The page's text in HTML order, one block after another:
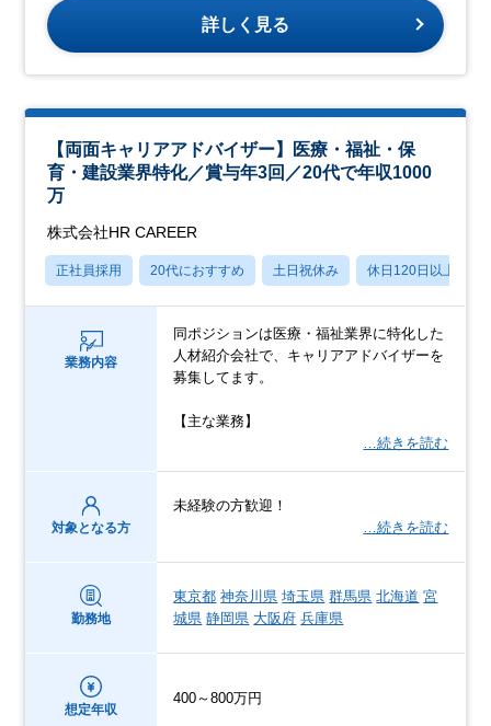
詳しく見る
【両面キャリアアドバイザー】医療・福祉・保
育・建設業界特化／賞与年3回／20代で年収1000
万
株式会社HR CAREER
正社員採用 20代におすすめ 土日祝休み 休日120日以上
業務内容
同ポジションは医療・福祉業界に特化した
人材紹介会社で、キャリアアドバイザーを
募集してます。
【主な業務】
…続きを読む
対象となる方
未経験の方歓迎！
…続きを読む
勤務地
東京都 神奈川県 埼玉県 群馬県 北海道 宮
城県 静岡県 大阪府 兵庫県
想定年収
400～800万円